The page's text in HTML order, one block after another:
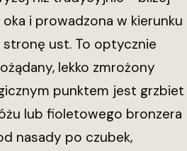
i prowadzona w kierunku
stronę ust. To optycznie
lekko zmrożony
punktem jest grzbiet
lub fioletowego bronzera
nasady po czubek,